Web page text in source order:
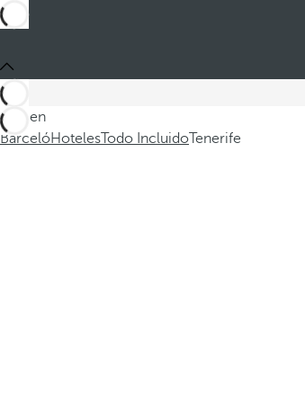
Está en
BarcelóHotelesTodo IncluidoTenerife